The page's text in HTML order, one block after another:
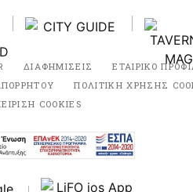
ΔΙΑΦΗΜΙΣΕΙΣ ΕΤΑΙΡΙΚΟ
ΠΟΛΙΤΙΚΗ ΧΡΗΣΗΣ
COOKIES